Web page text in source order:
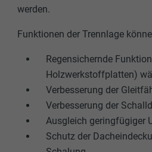
werden.
Funktionen der Trennlage
Regensichernde
Holzwerkstoffplatten)
Verbesserung der
Verbesserung der
Ausgleich geringfügiger
Schutz der